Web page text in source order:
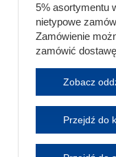
5% asortymentu
nietypowe
Zamówienie
zamówić
Zobacz
Przejdź do